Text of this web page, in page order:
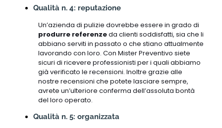
Qualità n. 4: reputazione
Un’azienda di pulizie dovrebbe essere in grado di
produrre referenzeda clienti soddisfatti, sia che li
abbiano serviti in passato o che stiano attualmente
lavorando con loro. Con Mister Preventivo siete
sicuri di ricevere professionisti per i quali abbiamo
già verificato le recensioni. Inoltre grazie alle
nostre recensioni che potete lasciare sempre,
avrete un’ulteriore conferma dell’assoluta bontà
del loro operato.
Qualità n. 5: organizzata